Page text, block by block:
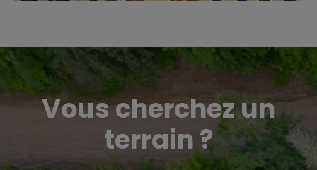
Vous cherchez un
terrain ?